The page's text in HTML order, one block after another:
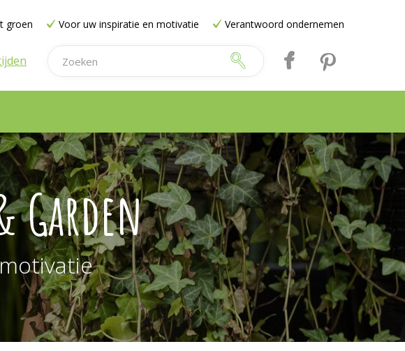
Garden
groen Voor uw inspiratie en motivatie Verantwoord ondernemen